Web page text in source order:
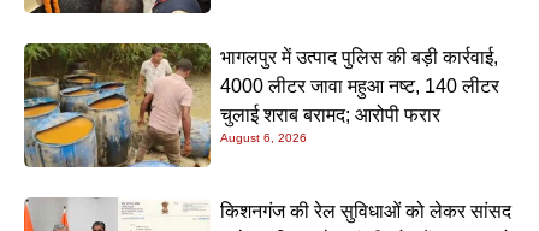
भागलपुर में उत्पाद पुलिस की बड़ी कार्रवाई,
4000 लीटर जावा महुआ नष्ट, 140 लीटर
चुलाई शराब बरामद; आरोपी फरार
August 6, 2026
किशनगंज की रेल सुविधाओं को लेकर सांसद